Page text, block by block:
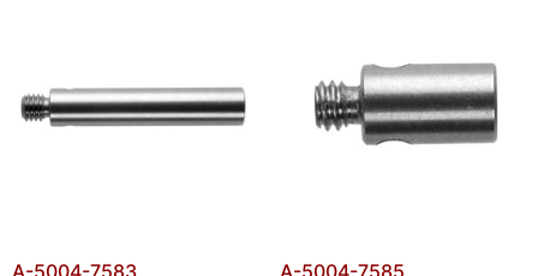
A-5004-7583 A-5004-7585